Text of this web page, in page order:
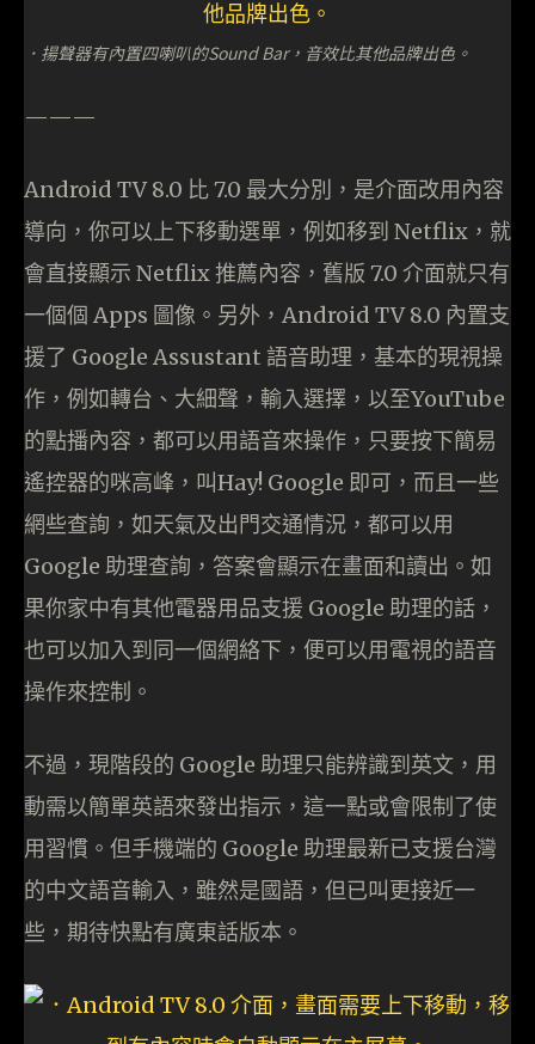
．揚聲器有內置四喇叭的Sound Bar，音效比其他品牌出色。
———
Android TV 8.0 比 7.0 最大分別，是介面改用內容
導向，你可以上下移動選單，例如移到 Netflix，就
會直接顯示 Netflix 推薦內容，舊版 7.0 介面就只有
一個個 Apps 圖像。另外，Android TV 8.0 內置支
援了 Google Assustant 語音助理，基本的現視操
作，例如轉台、大細聲，輸入選擇，以至YouTube
的點播內容，都可以用語音來操作，只要按下簡易
遙控器的咪高峰，叫Hay! Google 即可，而且一些
網些查詢，如天氣及出門交通情況，都可以用
Google 助理查詢，答案會顯示在畫面和讀出。如
果你家中有其他電器用品支援 Google 助理的話，
也可以加入到同一個網絡下，便可以用電視的語音
操作來控制。
不過，現階段的 Google 助理只能辨識到英文，用
動需以簡單英語來發出指示，這一點或會限制了使
用習慣。但手機端的 Google 助理最新已支援台灣
的中文語音輸入，雖然是國語，但已叫更接近一
些，期待快點有廣東話版本。